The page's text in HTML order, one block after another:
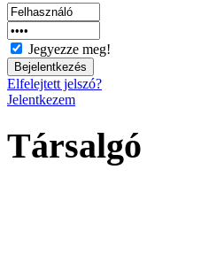
Jegyezze meg!
Elfelejtett jelszó?
Jelentkezem
Társalgó